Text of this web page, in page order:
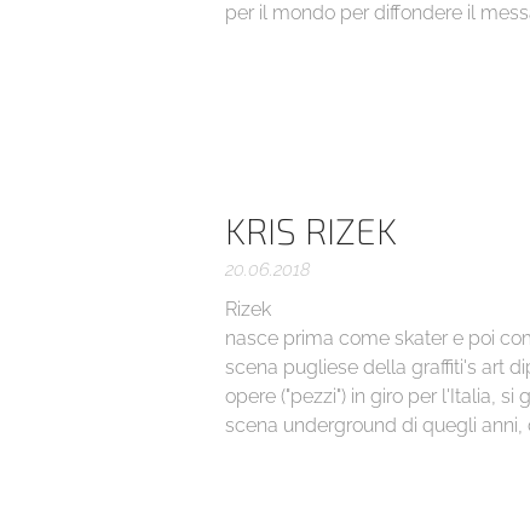
per il mondo per diffondere il
KRIS RIZEK
20.06.2018
Rizek
nasce prima come skater e poi
scena pugliese della graffiti's art
opere ("pezzi") in giro per l'Italia,
scena underground di quegli anni,